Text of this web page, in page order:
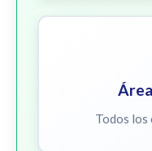
Todos los